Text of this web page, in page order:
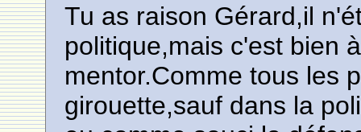
Tu as raison Gérard,il
politique,mais c'est bien
mentor.Comme tous les
girouette,sauf dans la